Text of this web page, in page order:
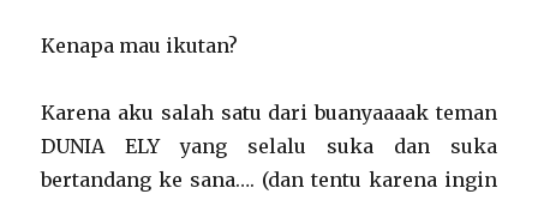
Kenapa mau ikutan?
Karena aku salah satu dari buanyaaaak teman
DUNIA ELY yang selalu suka dan suka
bertandang ke sana…. (dan tentu karena ingin